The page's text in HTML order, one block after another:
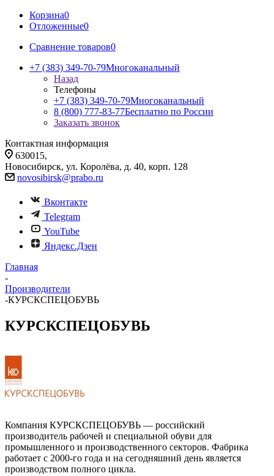
Корзина0
Отложенные0
Сравнение товаров0
+7 (383) 349-70-79Многоканальный
Назад
Телефоны
+7 (383) 349-70-79Многоканальный
8 (800) 777-83-77Бесплатно по России
Заказать звонок
Контактная информация
630015,
Новосибирск, ул. Королёва, д. 40, корп. 128
novosibirsk@prabo.ru
Вконтакте
Telegram
YouTube
Яндекс.Дзен
Главная
-
Производители
-КУРСКСПЕЦОБУВЬ
КУРСКСПЕЦОБУВЬ
Компания КУРСКСПЕЦОБУВЬ — российский
производитель рабочей и специальной обуви для
промышленного и производственного секторов. Фабрика
работает с 2000-го года и на сегодняшний день является
производством полного цикла.